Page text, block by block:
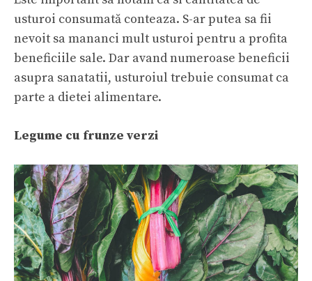
usturoi consumată conteaza. S-ar putea sa fii
nevoit sa mananci mult usturoi pentru a profita
beneficiile sale. Dar avand numeroase beneficii
asupra sanatatii, usturoiul trebuie consumat ca
parte a dietei alimentare.
Legume cu frunze verzi